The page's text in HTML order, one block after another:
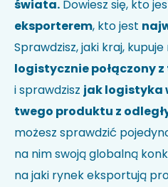
świata. Dowiesz się, kto
eksporterem, kto jest
Sprawdzisz, jaki kraj,
logistycznie połączony
i sprawdzisz jak logistyka
twego produktu z
możesz sprawdzić
na nim swoją globalną
na jaki rynek eksportują